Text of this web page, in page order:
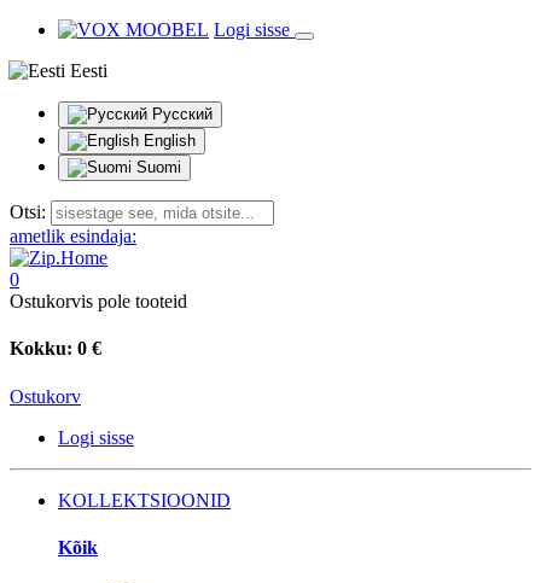
Logi sisse
Eesti
Русский
English
Suomi
Otsi:
ametlik esindaja:
0
Ostukorvis pole tooteid
Kokku: 0 €
Ostukorv
Logi sisse
KOLLEKTSIOONID
Kõik